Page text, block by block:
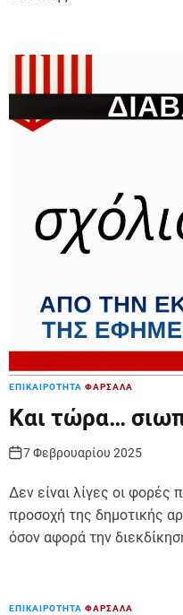
ΕΠΙΚΑΙΡΟΤΗΤΑ ΦΑΡΣΑΛΑ
Και τώρα…
7 Φεβρουαρίου 2025
Δεν είναι λίγες οι φορές
προσοχή της δημοτικής
όσον αφορά την
ΕΠΙΚΑΙΡΟΤΗΤΑ ΦΑΡΣΑΛΑ